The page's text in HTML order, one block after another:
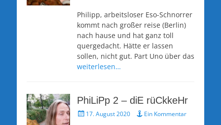
Philipp, arbeitsloser Eso-Schnorrer
kommt nach großer reise (Berlin)
nach hause und hat ganz toll
quergedacht. Hätte er lassen
sollen, nicht gut. Part Uno über das
weiterlesen…
PhiLiPp 2 – diE rüCkkeHr
Veröffentlicht
17. August 2020 Ein Kommentar